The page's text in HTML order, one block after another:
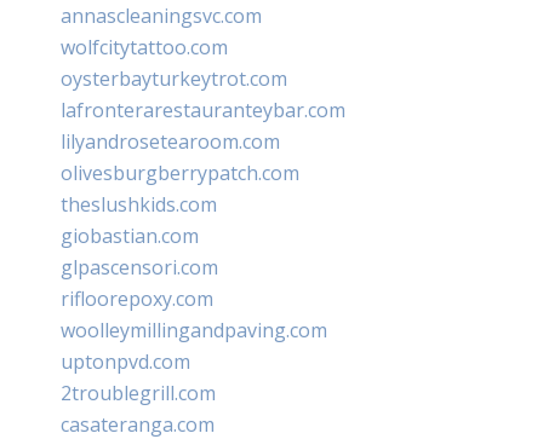
annascleaningsvc.com
wolfcitytattoo.com
oysterbayturkeytrot.com
lafronterarestauranteybar.com
lilyandrosetearoom.com
olivesburgberrypatch.com
theslushkids.com
giobastian.com
glpascensori.com
rifloorepoxy.com
woolleymillingandpaving.com
uptonpvd.com
2troublegrill.com
casateranga.com